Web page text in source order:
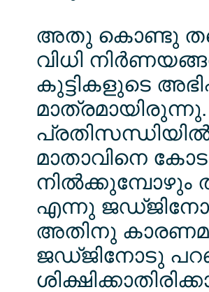
അതു കൊണ്ടു
വിധി
കുട്ടികളുടെ
മാതാവിനെ
നില്‍ക്കുമ്പോഴും
എന്നു
അതിനു
ജഡ്ജിനോടു